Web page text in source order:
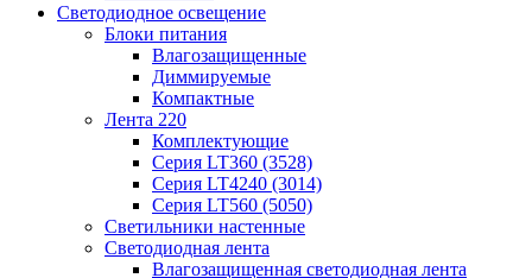
Светодиодное освещение
Блоки питания
Влагозащищенные
Диммируемые
Компактные
Лента 220
Комплектующие
Серия LT360 (3528)
Серия LT4240 (3014)
Серия LT560 (5050)
Светильники настенные
Светодиодная лента
Влагозащищенная светодиодная лента